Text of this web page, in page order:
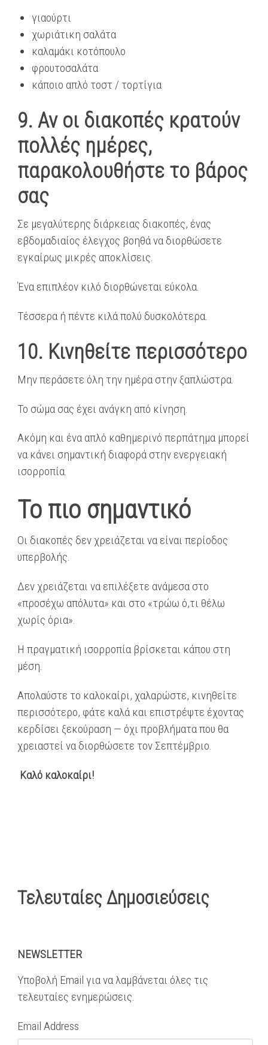
γιαούρτι
χωριάτικη σαλάτα
καλαμάκι κοτόπουλο
φρουτοσαλάτα
κάποιο απλό τοστ / τορτίγια
9. Αν οι διακοπές κρατούν
πολλές ημέρες,
παρακολουθήστε το βάρος
σας
Σε μεγαλύτερης διάρκειας διακοπές, ένας
εβδομαδιαίος έλεγχος βοηθά να διορθώσετε
εγκαίρως μικρές αποκλίσεις.
Ένα επιπλέον κιλό διορθώνεται εύκολα.
Τέσσερα ή πέντε κιλά πολύ δυσκολότερα.
10. Κινηθείτε περισσότερο
Μην περάσετε όλη την ημέρα στην ξαπλώστρα.
Το σώμα σας έχει ανάγκη από κίνηση.
Ακόμη και ένα απλό καθημερινό περπάτημα μπορεί
να κάνει σημαντική διαφορά στην ενεργειακή
ισορροπία.
Το πιο σημαντικό
Οι διακοπές δεν χρειάζεται να είναι περίοδος
υπερβολής.
Δεν χρειάζεται να επιλέξετε ανάμεσα στο
«προσέχω απόλυτα» και στο «τρώω ό,τι θέλω
χωρίς όρια».
Η πραγματική ισορροπία βρίσκεται κάπου στη
μέση.
Απολαύστε το καλοκαίρι, χαλαρώστε, κινηθείτε
περισσότερο, φάτε καλά και επιστρέψτε έχοντας
κερδίσει ξεκούραση — όχι προβλήματα που θα
χρειαστεί να διορθώσετε τον Σεπτέμβριο.
Καλό καλοκαίρι!
Τελευταίες Δημοσιεύσεις
NEWSLETTER
Υποβολή Email για να λαμβάνεται όλες τις
τελευταίες ενημερώσεις.
Email Address